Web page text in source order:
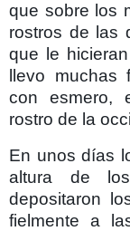
que sobre los
rostros de las
que le
llevo
con esmero,
rostro de la
En unos días
altura de
depositaron
fielmente a